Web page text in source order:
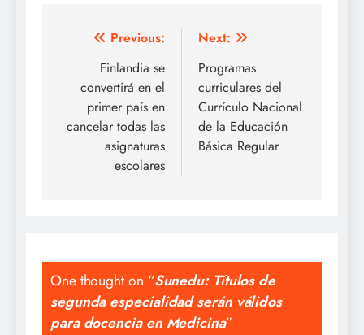
Navegación
entradas
Previous:
Finlandia se
convertirá en el
primer país en
cancelar todas las
asignaturas
escolares
Next:
Programas
curriculares del
Currículo Nacional
de la Educación
Básica Regular
One thought on “Sunedu: Títulos de
segunda especialidad serán válidos
para docencia en Medicina”